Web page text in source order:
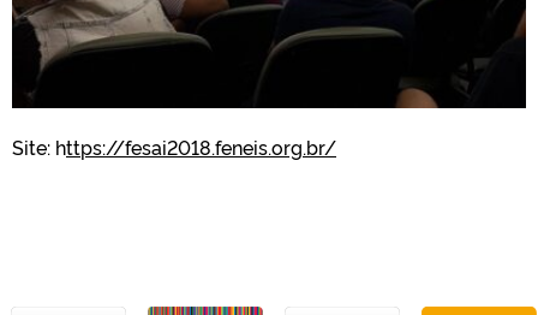
Site: https://fesai2018.feneis.org.br/